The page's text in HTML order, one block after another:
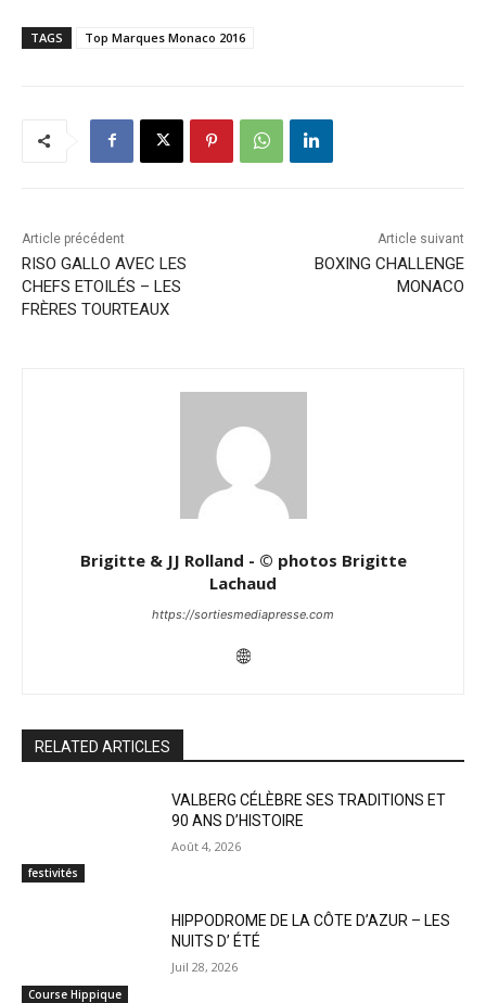
TAGS Top Marques Monaco 2016
Article précédent
RISO GALLO AVEC LES
CHEFS ETOILÉS – LES
FRÈRES TOURTEAUX
Article suivant
BOXING CHALLENGE
MONACO
Brigitte & JJ Rolland - © photos Brigitte
Lachaud
https://sortiesmediapresse.com
RELATED ARTICLES
festivités
VALBERG CÉLÈBRE SES TRADITIONS ET
90 ANS D’HISTOIRE
Août 4, 2026
Course Hippique
HIPPODROME DE LA CÔTE D’AZUR – LES
NUITS D’ ÉTÉ
Juil 28, 2026